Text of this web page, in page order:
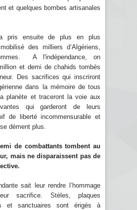
et quelques bombes artisanales
pris ensuite de plus en plus
des milliers d’Algériens,
A l'indépendance, on
et demi de chahids tombés
Des sacrifices qui inscriront
dans la mémoire de tous
planète et traceront la voie aux
qui garderont de leurs
de liberté incommensurable et
dément plus.
de combattants tombent au
mais ne disparaissent pas de
sait leur rendre l’hommage
sacrifice. Stèles, plaques
et sanctuaires sont érigés à